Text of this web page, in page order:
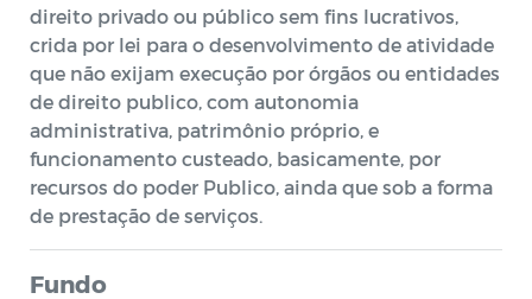
direito privado ou público sem fins lucrativos,
crida por lei para o desenvolvimento de atividade
que não exijam execução por órgãos ou entidades
de direito publico, com autonomia
administrativa, patrimônio próprio, e
funcionamento custeado, basicamente, por
recursos do poder Publico, ainda que sob a forma
de prestação de serviços.
Fundo